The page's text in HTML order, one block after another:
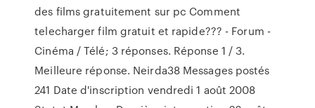
des films gratuitement sur pc Comment
telecharger film gratuit et rapide??? - Forum -
Cinéma / Télé; 3 réponses. Réponse 1 / 3.
Meilleure réponse. Neirda38 Messages postés
241 Date d'inscription vendredi 1 août 2008